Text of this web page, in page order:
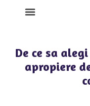
De ce sa
apropiere